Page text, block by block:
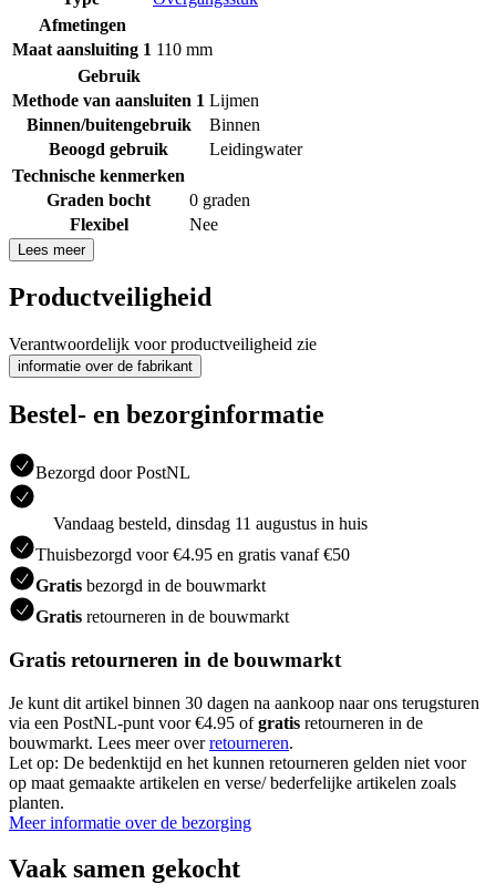
Afmetingen
Maat aansluiting 1 110 mm
Gebruik
Methode van aansluiten 1 Lijmen
Binnen/buitengebruik
Binnen
Beoogd gebruik
Leidingwater
Technische kenmerken
Graden bocht
0 graden
Flexibel
Nee
Lees meer
Productveiligheid
Verantwoordelijk voor productveiligheid zie
informatie over de fabrikant
Bestel- en bezorginformatie
Bezorgd door PostNL
Vandaag besteld, dinsdag 11 augustus in huis
Thuisbezorgd voor €4.95 en gratis vanaf €50
Gratis bezorgd in de bouwmarkt
Gratis retourneren in de bouwmarkt
Gratis retourneren in de bouwmarkt
Je kunt dit artikel binnen 30 dagen na aankoop naar ons terugsturen
via een PostNL-punt voor €4.95 ofgratis retourneren in de
bouwmarkt. Lees meer overretourneren.
Let op: De bedenktijd en het kunnen retourneren gelden niet voor
op maat gemaakte artikelen en verse/ bederfelijke artikelen zoals
planten.
Meer informatie over de bezorging
Vaak samen gekocht